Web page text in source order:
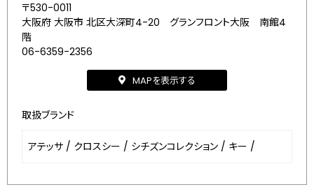
〒530-0011
大阪府 大阪市 北区大深町4-20 グランフロント大阪 南館4
階
06-6359-2356
MAPを表示する
取扱ブランド
アテッサ / クロスシー / シチズンコレクション / キー /